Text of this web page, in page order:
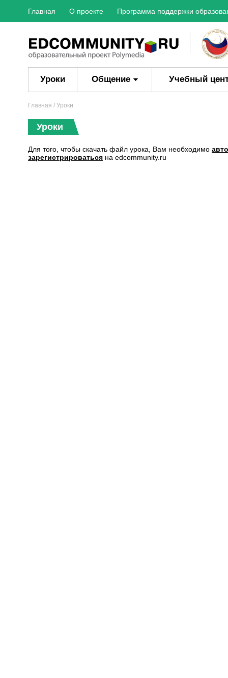
Главная О проекте Программа поддержки
Уроки Общение Учебный
Главная / Уроки
Уроки
Для того, чтобы скачать файл урока, Вам необходимо
зарегистрироваться на edcommunity.ru